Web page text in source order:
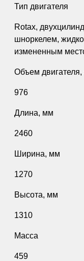
Тип двигателя
Rotax,
шноркелем,
измененным
Объем двигателя,
976
Длина, мм
2460
Ширина, мм
1270
Высота, мм
1310
Масса
459